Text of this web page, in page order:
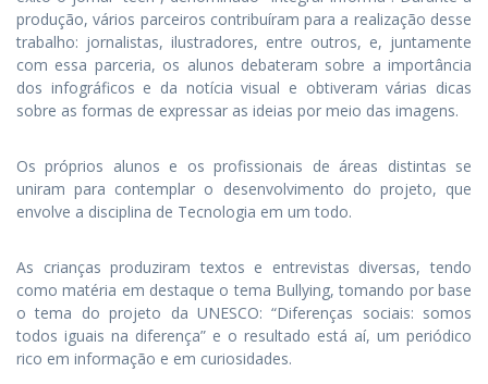
produção, vários parceiros contribuíram para a realização desse
trabalho: jornalistas, ilustradores, entre outros, e, juntamente
com essa parceria, os alunos debateram sobre a importância
dos infográficos e da notícia visual e obtiveram várias dicas
sobre as formas de expressar as ideias por meio das imagens.
Os próprios alunos e os profissionais de áreas distintas se
uniram para contemplar o desenvolvimento do projeto, que
envolve a disciplina de Tecnologia em um todo.
As crianças produziram textos e entrevistas diversas, tendo
como matéria em destaque o tema Bullying, tomando por base
o tema do projeto da UNESCO: “Diferenças sociais: somos
todos iguais na diferença” e o resultado está aí, um periódico
rico em informação e em curiosidades.